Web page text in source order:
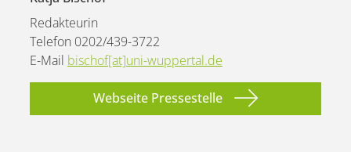
Redakteurin
Telefon 0202/439-3722
E-Mail bischof[at]uni-wuppertal.de
Webseite Pressestelle